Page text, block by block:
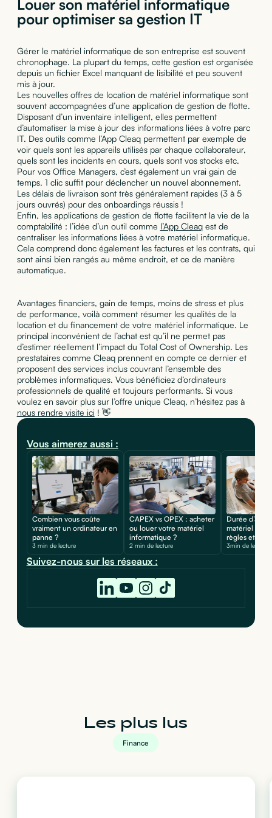
Louer son matériel informatique
pour optimiser sa gestion IT
Gérer le matériel informatique de son entreprise est souvent
chronophage. La plupart du temps, cette gestion est organisée
depuis un fichier Excel manquant de lisibilité et peu souvent
mis à jour.
Les nouvelles offres de location de matériel informatique sont
souvent accompagnées d’une application de gestion de flotte.
Disposant d’un inventaire intelligent, elles permettent
d’automatiser la mise à jour des informations liées à votre parc
IT. Des outils comme l’App Cleaq permettent par exemple de
voir quels sont les appareils utilisés par chaque collaborateur,
quels sont les incidents en cours, quels sont vos stocks etc.
Pour vos Office Managers, c’est également un vrai gain de
temps. 1 clic suffit pour déclencher un nouvel abonnement.
Les délais de livraison sont très généralement rapides (3 à 5
jours ouvrés) pour des onboardings réussis !
Enfin, les applications de gestion de flotte facilitent la vie de la
comptabilité : l’idée d’un outil comme l’App Cleaqest de
centraliser les informations liées à votre matériel informatique.
Cela comprend donc également les factures et les contrats, qui
sont ainsi bien rangés au même endroit, et ce de manière
automatique.
Avantages financiers, gain de temps, moins de stress et plus
de performance, voilà comment résumer les qualités de la
location et du financement de votre matériel informatique. Le
principal inconvénient de l’achat est qu’il ne permet pas
d’estimer réellement l’impact du Total Cost of Ownership. Les
prestataires comme Cleaq prennent en compte ce dernier et
proposent des services inclus couvrant l’ensemble des
problèmes informatiques. Vous bénéficiez d’ordinateurs
professionnels de qualité et toujours performants. Si vous
voulez en savoir plus sur l’offre unique Cleaq, n’hésitez pas à
nous rendre visite ici! 👋
Vous aimerez aussi :
Combien vous coûte
vraiment un ordinateur en
panne ?
3 min de lecture
CAPEX vs OPEX : acheter
ou louer votre matériel
informatique ?
2 min de lecture
Durée
matériel
règles et
3min de lecture
Suivez-nous sur les réseaux :
Les plus lus
Finance